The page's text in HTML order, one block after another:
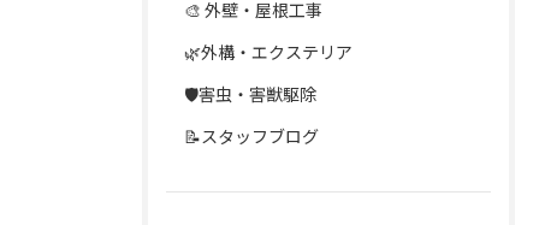
🎨 外壁・屋根工事
🌿外構・エクステリア
🛡️害虫・害獣駆除
📝スタッフブログ